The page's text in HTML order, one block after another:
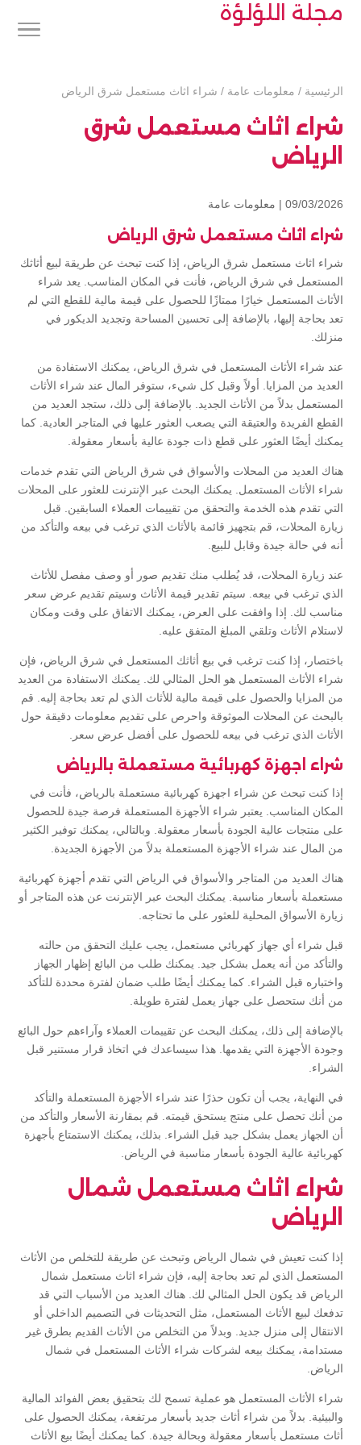
مجلة اللؤلؤة
الرئيسية / معلومات عامة / شراء اثاث مستعمل شرق الرياض
شراء اثاث مستعمل شرق
الرياض
09/03/2026 | معلومات عامة
شراء اثاث مستعمل شرق الرياض
شراء اثاث مستعمل شرق الرياض، إذا كنت تبحث عن طريقة لبيع أثاثك
المستعمل في شرق الرياض، فأنت في المكان المناسب. يعد شراء
الأثاث المستعمل خيارًا ممتازًا للحصول على قيمة مالية للقطع التي لم
تعد بحاجة إليها، بالإضافة إلى تحسين المساحة وتجديد الديكور في
منزلك.
عند شراء الأثاث المستعمل في شرق الرياض، يمكنك الاستفادة من
العديد من المزايا. أولاً وقبل كل شيء، ستوفر المال عند شراء الأثاث
المستعمل بدلاً من الأثاث الجديد. بالإضافة إلى ذلك، ستجد العديد من
القطع الفريدة والعتيقة التي يصعب العثور عليها في المتاجر العادية. كما
يمكنك أيضًا العثور على قطع ذات جودة عالية بأسعار معقولة.
هناك العديد من المحلات والأسواق في شرق الرياض التي تقدم خدمات
شراء الأثاث المستعمل. يمكنك البحث عبر الإنترنت للعثور على المحلات
التي تقدم هذه الخدمة والتحقق من تقييمات العملاء السابقين. قبل
زيارة المحلات، قم بتجهيز قائمة بالأثاث الذي ترغب في بيعه والتأكد من
أنه في حالة جيدة وقابل للبيع.
عند زيارة المحلات، قد يُطلب منك تقديم صور أو وصف مفصل للأثاث
الذي ترغب في بيعه. سيتم تقدير قيمة الأثاث وسيتم تقديم عرض سعر
مناسب لك. إذا وافقت على العرض، يمكنك الاتفاق على وقت ومكان
لاستلام الأثاث وتلقي المبلغ المتفق عليه.
باختصار، إذا كنت ترغب في بيع أثاثك المستعمل في شرق الرياض، فإن
شراء الأثاث المستعمل هو الحل المثالي لك. يمكنك الاستفادة من العديد
من المزايا والحصول على قيمة مالية للأثاث الذي لم تعد بحاجة إليه. قم
بالبحث عن المحلات الموثوقة واحرص على تقديم معلومات دقيقة حول
الأثاث الذي ترغب في بيعه للحصول على أفضل عرض سعر.
شراء اجهزة كهربائية مستعملة بالرياض
إذا كنت تبحث عن شراء اجهزة كهربائية مستعملة بالرياض، فأنت في
المكان المناسب. يعتبر شراء الأجهزة المستعملة فرصة جيدة للحصول
على منتجات عالية الجودة بأسعار معقولة. وبالتالي، يمكنك توفير الكثير
من المال عند شراء الأجهزة المستعملة بدلاً من الأجهزة الجديدة.
هناك العديد من المتاجر والأسواق في الرياض التي تقدم أجهزة كهربائية
مستعملة بأسعار مناسبة. يمكنك البحث عبر الإنترنت عن هذه المتاجر أو
زيارة الأسواق المحلية للعثور على ما تحتاجه.
قبل شراء أي جهاز كهربائي مستعمل، يجب عليك التحقق من حالته
والتأكد من أنه يعمل بشكل جيد. يمكنك طلب من البائع إظهار الجهاز
واختباره قبل الشراء. كما يمكنك أيضًا طلب ضمان لفترة محددة للتأكد
من أنك ستحصل على جهاز يعمل لفترة طويلة.
بالإضافة إلى ذلك، يمكنك البحث عن تقييمات العملاء وآراءهم حول البائع
وجودة الأجهزة التي يقدمها. هذا سيساعدك في اتخاذ قرار مستنير قبل
الشراء.
في النهاية، يجب أن تكون حذرًا عند شراء الأجهزة المستعملة والتأكد
من أنك تحصل على منتج يستحق قيمته. قم بمقارنة الأسعار والتأكد من
أن الجهاز يعمل بشكل جيد قبل الشراء. بذلك، يمكنك الاستمتاع بأجهزة
كهربائية عالية الجودة بأسعار مناسبة في الرياض.
شراء اثاث مستعمل شمال
الرياض
إذا كنت تعيش في شمال الرياض وتبحث عن طريقة للتخلص من الأثاث
المستعمل الذي لم تعد بحاجة إليه، فإن شراء اثاث مستعمل شمال
الرياض قد يكون الحل المثالي لك. هناك العديد من الأسباب التي قد
تدفعك لبيع الأثاث المستعمل، مثل التحديثات في التصميم الداخلي أو
الانتقال إلى منزل جديد. وبدلاً من التخلص من الأثاث القديم بطرق غير
مستدامة، يمكنك بيعه لشركات شراء الأثاث المستعمل في شمال
الرياض.
شراء الأثاث المستعمل هو عملية تسمح لك بتحقيق بعض الفوائد المالية
والبيئية. بدلاً من شراء أثاث جديد بأسعار مرتفعة، يمكنك الحصول على
أثاث مستعمل بأسعار معقولة وبحالة جيدة. كما يمكنك أيضًا بيع الأثاث